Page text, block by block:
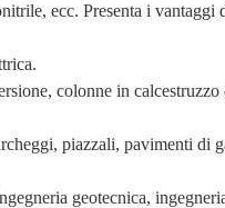
ecc. Presenta i vantaggi
colonne in calcestruzzo
piazzali, pavimenti di
geotecnica,